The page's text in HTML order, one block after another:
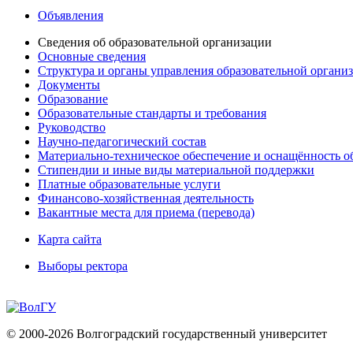
Объявления
Сведения об образовательной организации
Основные сведения
Структура и органы управления образовательной
Документы
Образование
Образовательные стандарты и требования
Руководство
Научно-педагогический состав
Материально-техническое обеспечение и оснащённость
Стипендии и иные виды материальной поддержки
Платные образовательные услуги
Финансово-хозяйственная деятельность
Вакантные места для приема (перевода)
Карта сайта
Выборы ректора
© 2000-2026 Волгоградский государственный университет